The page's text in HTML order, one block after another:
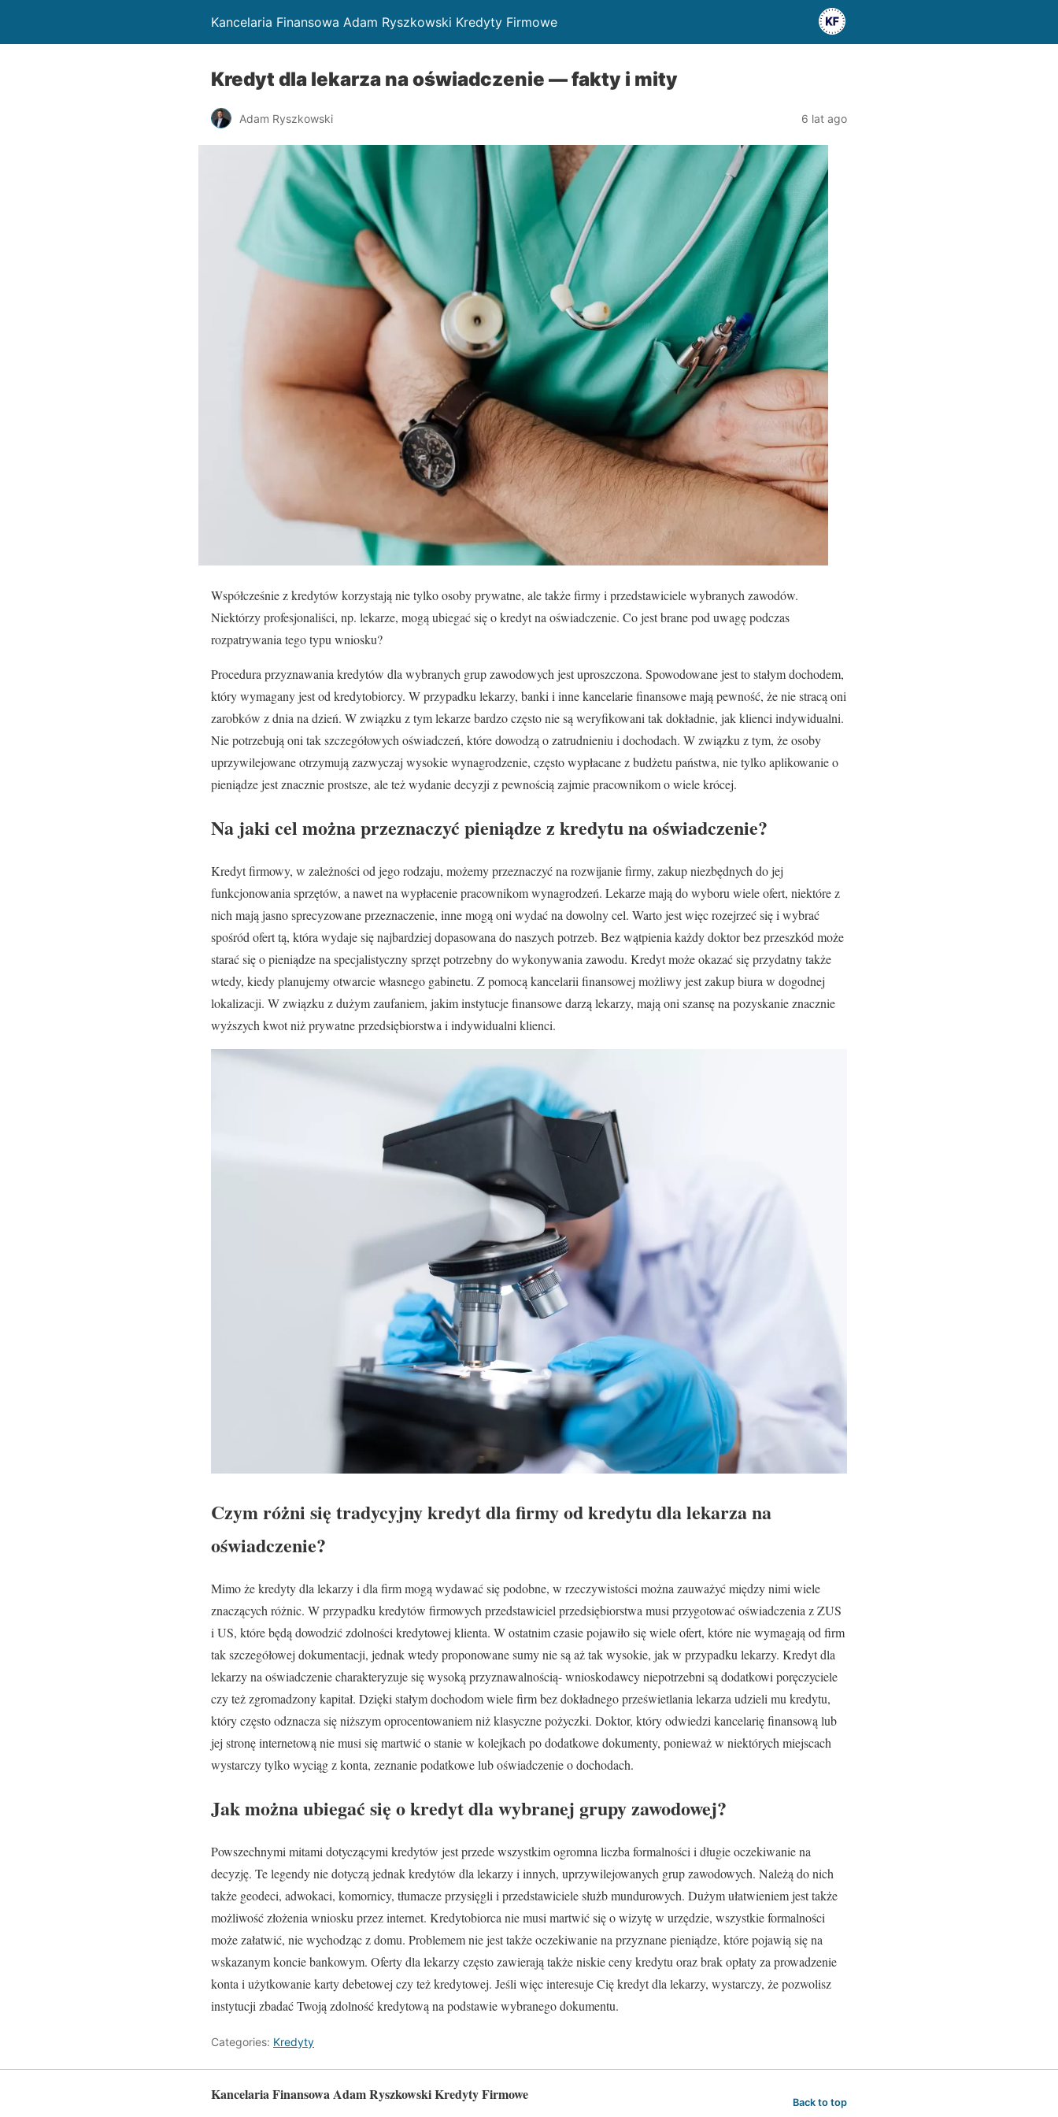
Kancelaria Finansowa Adam Ryszkowski Kredyty Firmowe
Kredyt dla lekarza na oświadczenie — fakty i mity
Adam Ryszkowski 6 lat ago
Współcześnie z kredytów korzystają nie tylko osoby prywatne, ale także firmy i przedstawiciele wybranych zawodów.
Niektórzy profesjonaliści, np. lekarze, mogą ubiegać się o kredyt na oświadczenie. Co jest brane pod uwagę podczas
rozpatrywania tego typu wniosku?
Procedura przyznawania kredytów dla wybranych grup zawodowych jest uproszczona. Spowodowane jest to stałym dochodem,
który wymagany jest od kredytobiorcy. W przypadku lekarzy, banki i inne kancelarie finansowe mają pewność, że nie stracą oni
zarobków z dnia na dzień. W związku z tym lekarze bardzo często nie są weryfikowani tak dokładnie, jak klienci indywidualni.
Nie potrzebują oni tak szczegółowych oświadczeń, które dowodzą o zatrudnieniu i dochodach. W związku z tym, że osoby
uprzywilejowane otrzymują zazwyczaj wysokie wynagrodzenie, często wypłacane z budżetu państwa, nie tylko aplikowanie o
pieniądze jest znacznie prostsze, ale też wydanie decyzji z pewnością zajmie pracownikom o wiele krócej.
Na jaki cel można przeznaczyć pieniądze z kredytu na oświadczenie?
Kredyt firmowy, w zależności od jego rodzaju, możemy przeznaczyć na rozwijanie firmy, zakup niezbędnych do jej
funkcjonowania sprzętów, a nawet na wypłacenie pracownikom wynagrodzeń. Lekarze mają do wyboru wiele ofert, niektóre z
nich mają jasno sprecyzowane przeznaczenie, inne mogą oni wydać na dowolny cel. Warto jest więc rozejrzeć się i wybrać
spośród ofert tą, która wydaje się najbardziej dopasowana do naszych potrzeb. Bez wątpienia każdy doktor bez przeszkód może
starać się o pieniądze na specjalistyczny sprzęt potrzebny do wykonywania zawodu. Kredyt może okazać się przydatny także
wtedy, kiedy planujemy otwarcie własnego gabinetu. Z pomocą kancelarii finansowej możliwy jest zakup biura w dogodnej
lokalizacji. W związku z dużym zaufaniem, jakim instytucje finansowe darzą lekarzy, mają oni szansę na pozyskanie znacznie
wyższych kwot niż prywatne przedsiębiorstwa i indywidualni klienci.
Czym różni się tradycyjny kredyt dla firmy od kredytu dla lekarza na
oświadczenie?
Mimo że kredyty dla lekarzy i dla firm mogą wydawać się podobne, w rzeczywistości można zauważyć między nimi wiele
znaczących różnic. W przypadku kredytów firmowych przedstawiciel przedsiębiorstwa musi przygotować oświadczenia z ZUS
i US, które będą dowodzić zdolności kredytowej klienta. W ostatnim czasie pojawiło się wiele ofert, które nie wymagają od firm
tak szczegółowej dokumentacji, jednak wtedy proponowane sumy nie są aż tak wysokie, jak w przypadku lekarzy. Kredyt dla
lekarzy na oświadczenie charakteryzuje się wysoką przyznawalnością- wnioskodawcy niepotrzebni są dodatkowi poręczyciele
czy też zgromadzony kapitał. Dzięki stałym dochodom wiele firm bez dokładnego prześwietlania lekarza udzieli mu kredytu,
który często odznacza się niższym oprocentowaniem niż klasyczne pożyczki. Doktor, który odwiedzi kancelarię finansową lub
jej stronę internetową nie musi się martwić o stanie w kolejkach po dodatkowe dokumenty, ponieważ w niektórych miejscach
wystarczy tylko wyciąg z konta, zeznanie podatkowe lub oświadczenie o dochodach.
Jak można ubiegać się o kredyt dla wybranej grupy zawodowej?
Powszechnymi mitami dotyczącymi kredytów jest przede wszystkim ogromna liczba formalności i długie oczekiwanie na
decyzję. Te legendy nie dotyczą jednak kredytów dla lekarzy i innych, uprzywilejowanych grup zawodowych. Należą do nich
także geodeci, adwokaci, komornicy, tłumacze przysięgli i przedstawiciele służb mundurowych. Dużym ułatwieniem jest także
możliwość złożenia wniosku przez internet. Kredytobiorca nie musi martwić się o wizytę w urzędzie, wszystkie formalności
może załatwić, nie wychodząc z domu. Problemem nie jest także oczekiwanie na przyznane pieniądze, które pojawią się na
wskazanym koncie bankowym. Oferty dla lekarzy często zawierają także niskie ceny kredytu oraz brak opłaty za prowadzenie
konta i użytkowanie karty debetowej czy też kredytowej. Jeśli więc interesuje Cię kredyt dla lekarzy, wystarczy, że pozwolisz
instytucji zbadać Twoją zdolność kredytową na podstawie wybranego dokumentu.
Categories: Kredyty
Kancelaria Finansowa Adam Ryszkowski Kredyty Firmowe Back to top